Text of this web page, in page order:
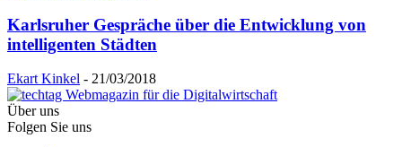
Karlsruher Gespräche über die Entwicklung von
intelligenten Städten
Ekart Kinkel - 21/03/2018
Über uns
Folgen Sie uns